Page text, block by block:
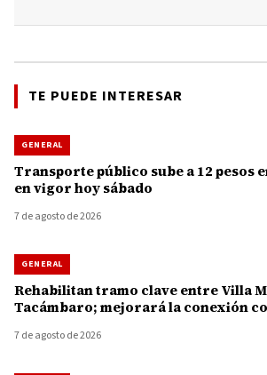
TE PUEDE INTERESAR
GENERAL
Transporte público sube a 12 pesos
en vigor hoy sábado
7 de agosto de 2026
GENERAL
Rehabilitan tramo clave entre Villa
Tacámbaro; mejorará la conexión
7 de agosto de 2026